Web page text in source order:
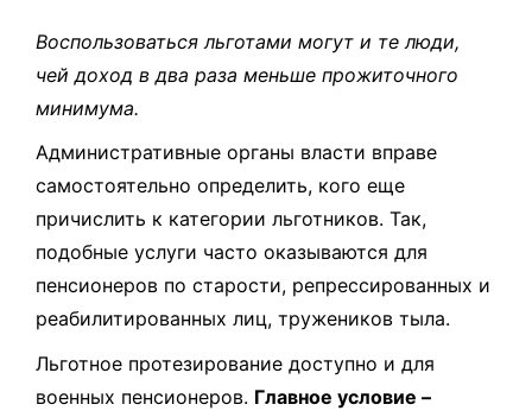
Воспользоваться льготами могут и те люди,
чей доход в два раза меньше прожиточного
минимума.
Административные органы власти вправе
самостоятельно определить, кого еще
причислить к категории льготников. Так,
подобные услуги часто оказываются для
пенсионеров по старости, репрессированных и
реабилитированных лиц, тружеников тыла.
Льготное протезирование доступно и для
военных пенсионеров. Главное условие –